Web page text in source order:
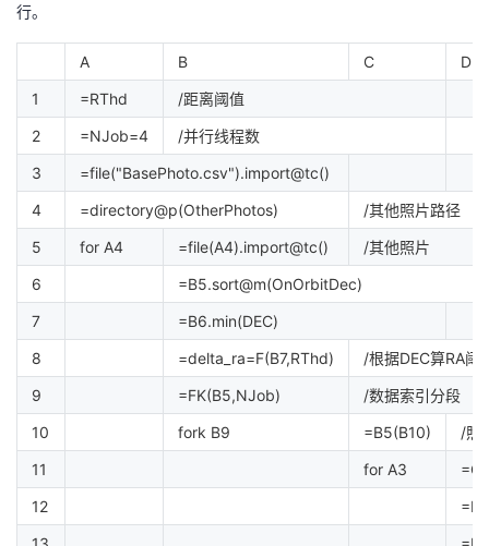
行。
A B C
D
1
=RThd
/距离阈值
2
=NJob=4
/并行线程数
3
=file("BasePhoto.csv").import@tc()
4
=directory@p(OtherPhotos)
/其他照片路径
5
for A4 =file(A4).import@tc()
/其他照片
6
=B5.sort@m(OnOrbitDec)
7
=B6.min(DEC)
8
=delta_ra=F(B7,RThd)
/根据DEC算RA阈
9
=FK(B5,NJob)
/数据索引分段
10
fork B9 =B5(B10)
/照
11
for A3
12